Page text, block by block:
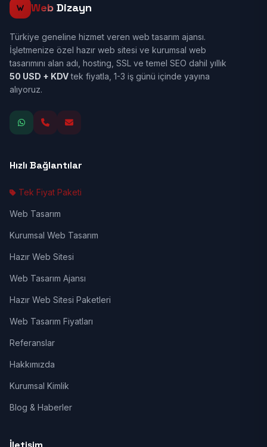
Web Dizayn
Türkiye geneline hizmet veren web tasarım ajansı.
İşletmenize özel hazır web sitesi ve kurumsal web
tasarımını alan adı, hosting, SSL ve temel SEO dahil yıllık
50 USD + KDVtek fiyatla, 1-3 iş günü içinde yayına
alıyoruz.
Hızlı Bağlantılar
Tek Fiyat Paketi
Web Tasarım
Kurumsal Web Tasarım
Hazır Web Sitesi
Web Tasarım Ajansı
Hazır Web Sitesi Paketleri
Web Tasarım Fiyatları
Referanslar
Hakkımızda
Kurumsal Kimlik
Blog & Haberler